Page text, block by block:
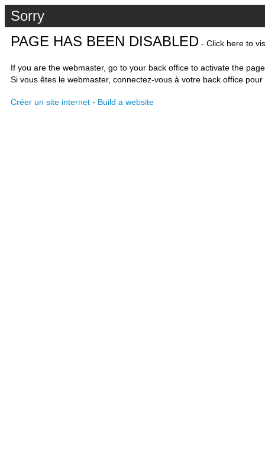
Sorry
PAGE HAS BEEN DISABLED - Click here to
If you are the webmaster, go to your back office to activate the
Si vous êtes le webmaster, connectez-vous à votre back office
Créer un site internet - Build a website